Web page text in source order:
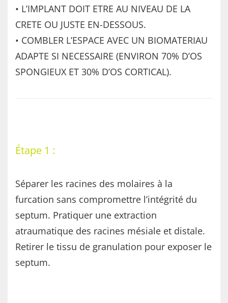
• L’IMPLANT DOIT ETRE AU NIVEAU DE LA
CRETE OU JUSTE EN-DESSOUS.
• COMBLER L’ESPACE AVEC UN BIOMATERIAU
ADAPTE SI NECESSAIRE (ENVIRON 70% D’OS
SPONGIEUX ET 30% D’OS CORTICAL).
Étape 1 :
Séparer les racines des molaires à la
furcation sans compromettre l’intégrité du
septum. Pratiquer une extraction
atraumatique des racines mésiale et distale.
Retirer le tissu de granulation pour exposer le
septum.